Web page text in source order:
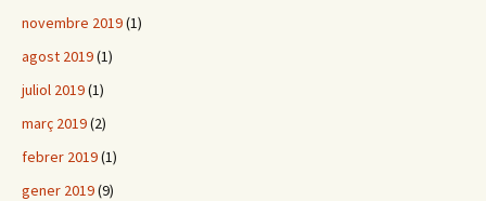
novembre 2019(1)
agost 2019(1)
juliol 2019(1)
març 2019(2)
febrer 2019(1)
gener 2019(9)